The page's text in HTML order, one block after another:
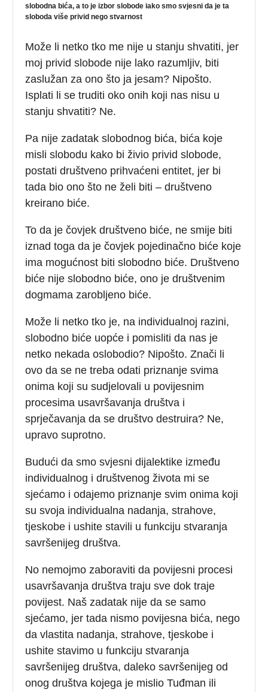
slobodna bića, a to je izbor slobode iako smo svjesni da je ta
sloboda više privid nego stvarnost
Može li netko tko me nije u stanju shvatiti, jer
moj privid slobode nije lako razumljiv, biti
zaslužan za ono što ja jesam? Nipošto.
Isplati li se truditi oko onih koji nas nisu u
stanju shvatiti? Ne.
Pa nije zadatak slobodnog bića, bića koje
misli slobodu kako bi živio privid slobode,
postati društveno prihvaćeni entitet, jer bi
tada bio ono što ne želi biti – društveno
kreirano biće.
To da je čovjek društveno biće, ne smije biti
iznad toga da je čovjek pojedinačno biće koje
ima mogućnost biti slobodno biće. Društveno
biće nije slobodno biće, ono je društvenim
dogmama zarobljeno biće.
Može li netko tko je, na individualnoj razini,
slobodno biće uopće i pomisliti da nas je
netko nekada oslobodio? Nipošto. Znači li
ovo da se ne treba odati priznanje svima
onima koji su sudjelovali u povijesnim
procesima usavršavanja društva i
sprječavanja da se društvo destruira? Ne,
upravo suprotno.
Budući da smo svjesni dijalektike između
individualnog i društvenog života mi se
sjećamo i odajemo priznanje svim onima koji
su svoja individualna nadanja, strahove,
tjeskobe i ushite stavili u funkciju stvaranja
savršenijeg društva.
No nemojmo zaboraviti da povijesni procesi
usavršavanja društva traju sve dok traje
povijest. Naš zadatak nije da se samo
sjećamo, jer tada nismo povijesna bića, nego
da vlastita nadanja, strahove, tjeskobe i
ushite stavimo u funkciju stvaranja
savršenijeg društva, daleko savršenijeg od
onog društva kojega je mislio Tuđman ili